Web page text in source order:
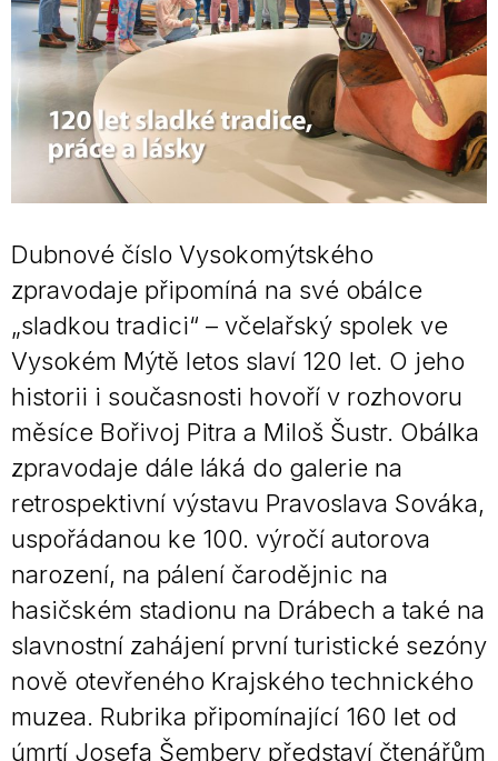
Dubnové číslo Vysokomýtského
zpravodaje připomíná na své obálce
„sladkou tradici“ – včelařský spolek ve
Vysokém Mýtě letos slaví 120 let. O jeho
historii i současnosti hovoří v rozhovoru
měsíce Bořivoj Pitra a Miloš Šustr. Obálka
zpravodaje dále láká do galerie na
retrospektivní výstavu Pravoslava Sováka,
uspořádanou ke 100. výročí autorova
narození, na pálení čarodějnic na
hasičském stadionu na Drábech a také na
slavnostní zahájení první turistické sezóny
nově otevřeného Krajského technického
muzea. Rubrika připomínající 160 let od
úmrtí Josefa Šembery představí čtenářům